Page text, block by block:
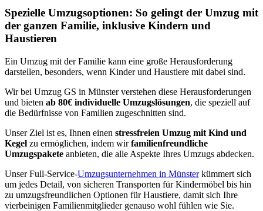
Spezielle Umzugsoptionen: So gelingt der Umzug mit
der ganzen Familie, inklusive Kindern und
Haustieren
Ein Umzug mit der Familie kann eine große Herausforderung
darstellen, besonders, wenn Kinder und Haustiere mit dabei sind.
Wir bei Umzug GS in Münster verstehen diese Herausforderungen
und bieten ab 80€ individuelle Umzugslösungen, die speziell auf
die Bedürfnisse von Familien zugeschnitten sind.
Unser Ziel ist es, Ihnen einen stressfreien Umzug mit Kind und
Kegel zu ermöglichen, indem wirfamilienfreundliche
Umzugspakete anbieten, die alle Aspekte Ihres Umzugs abdecken.
Unser Full-Service-Umzugsunternehmen in Münsterkümmert sich
um jedes Detail, von sicheren Transporten für Kindermöbel bis hin
zu umzugsfreundlichen Optionen für Haustiere, damit sich Ihre
vierbeinigen Familienmitglieder genauso wohl fühlen wie Sie.